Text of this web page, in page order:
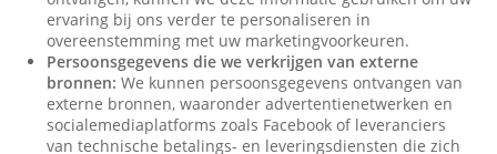
ervaring bij ons verder te personaliseren in
overeenstemming met uw marketingvoorkeuren.
Persoonsgegevens die we verkrijgen van externe
bronnen: We kunnen persoonsgegevens ontvangen van
externe bronnen, waaronder advertentienetwerken en
socialemediaplatforms zoals Facebook of leveranciers
van technische betalings- en leveringsdiensten die zich